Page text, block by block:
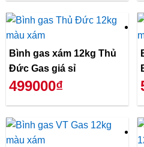
Bình gas xám 12kg Thủ
Đức Gas giá sỉ
499000₫